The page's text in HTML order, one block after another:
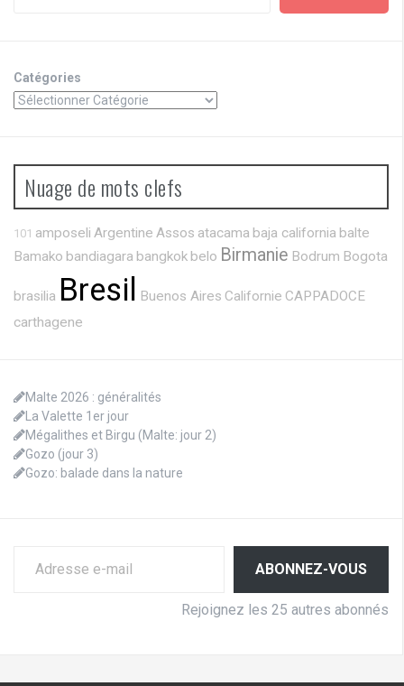
Catégories
Nuage de mots clefs
101 amposeli Argentine Assos atacama baja california balte
Bamako bandiagara bangkok belo Birmanie Bodrum Bogota
brasilia Bresil Buenos Aires Californie CAPPADOCE
carthagene
Malte 2026 : généralités
La Valette 1er jour
Mégalithes et Birgu (Malte: jour 2)
Gozo (jour 3)
Gozo: balade dans la nature
ABONNEZ-VOUS
Rejoignez les 25 autres abonnés